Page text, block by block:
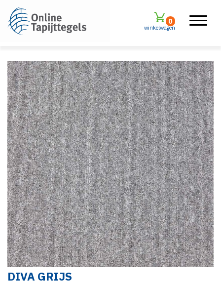
winkelwagen
0
DIVA GRIJS